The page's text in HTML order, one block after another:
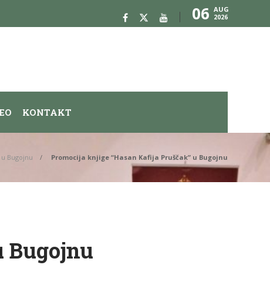
06 AUG
2026
KONTAKT
u Bugojnu Promocija knjige “Hasan Kafija Pruščak” u Bugojnu
Bugojnu